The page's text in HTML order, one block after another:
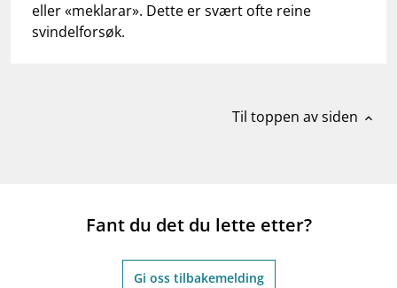
eller «meklarar». Dette er svært ofte reine
svindelforsøk.
Til toppen av siden expand_less
Fant du det du lette etter?
Gi oss tilbakemelding